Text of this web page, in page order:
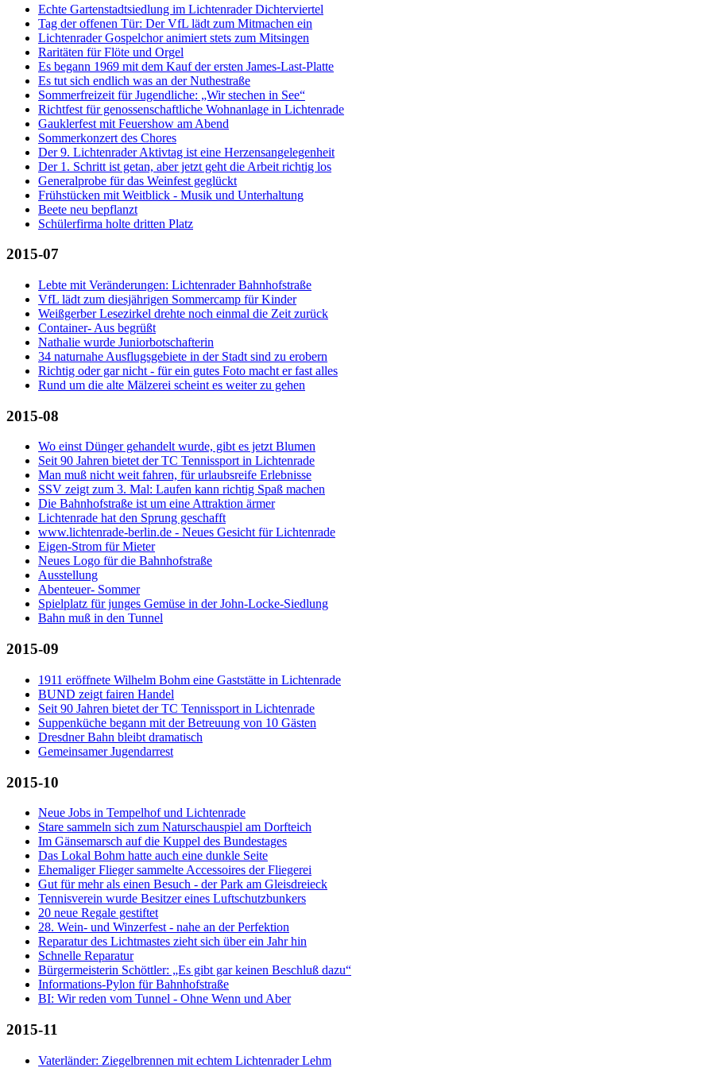
Echte Gartenstadtsiedlung im Lichtenrader Dichterviertel
Tag der offenen Tür: Der VfL lädt zum Mitmachen ein
Lichtenrader Gospelchor animiert stets zum Mitsingen
Raritäten für Flöte und Orgel
Es begann 1969 mit dem Kauf der ersten James-Last-Platte
Es tut sich endlich was an der Nuthestraße
Sommerfreizeit für Jugendliche: „Wir stechen in See“
Richtfest für genossenschaftliche Wohnanlage in Lichtenrade
Gauklerfest mit Feuershow am Abend
Sommerkonzert des Chores
Der 9. Lichtenrader Aktivtag ist eine Herzensangelegenheit
Der 1. Schritt ist getan, aber jetzt geht die Arbeit richtig los
Generalprobe für das Weinfest geglückt
Frühstücken mit Weitblick - Musik und Unterhaltung
Beete neu bepflanzt
Schülerfirma holte dritten Platz
2015-07
Lebte mit Veränderungen: Lichtenrader Bahnhofstraße
VfL lädt zum diesjährigen Sommercamp für Kinder
Weißgerber Lesezirkel drehte noch einmal die Zeit zurück
Container- Aus begrüßt
Nathalie wurde Juniorbotschafterin
34 naturnahe Ausflugsgebiete in der Stadt sind zu erobern
Richtig oder gar nicht - für ein gutes Foto macht er fast alles
Rund um die alte Mälzerei scheint es weiter zu gehen
2015-08
Wo einst Dünger gehandelt wurde, gibt es jetzt Blumen
Seit 90 Jahren bietet der TC Tennissport in Lichtenrade
Man muß nicht weit fahren, für urlaubsreife Erlebnisse
SSV zeigt zum 3. Mal: Laufen kann richtig Spaß machen
Die Bahnhofstraße ist um eine Attraktion ärmer
Lichtenrade hat den Sprung geschafft
www.lichtenrade-berlin.de - Neues Gesicht für Lichtenrade
Eigen-Strom für Mieter
Neues Logo für die Bahnhofstraße
Ausstellung
Abenteuer- Sommer
Spielplatz für junges Gemüse in der John-Locke-Siedlung
Bahn muß in den Tunnel
2015-09
1911 eröffnete Wilhelm Bohm eine Gaststätte in Lichtenrade
BUND zeigt fairen Handel
Seit 90 Jahren bietet der TC Tennissport in Lichtenrade
Suppenküche begann mit der Betreuung von 10 Gästen
Dresdner Bahn bleibt dramatisch
Gemeinsamer Jugendarrest
2015-10
Neue Jobs in Tempelhof und Lichtenrade
Stare sammeln sich zum Naturschauspiel am Dorfteich
Im Gänsemarsch auf die Kuppel des Bundestages
Das Lokal Bohm hatte auch eine dunkle Seite
Ehemaliger Flieger sammelte Accessoires der Fliegerei
Gut für mehr als einen Besuch - der Park am Gleisdreieck
Tennisverein wurde Besitzer eines Luftschutzbunkers
20 neue Regale gestiftet
28. Wein- und Winzerfest - nahe an der Perfektion
Reparatur des Lichtmastes zieht sich über ein Jahr hin
Schnelle Reparatur
Bürgermeisterin Schöttler: „Es gibt gar keinen Beschluß dazu“
Informations-Pylon für Bahnhofstraße
BI: Wir reden vom Tunnel - Ohne Wenn und Aber
2015-11
Vaterländer: Ziegelbrennen mit echtem Lichtenrader Lehm